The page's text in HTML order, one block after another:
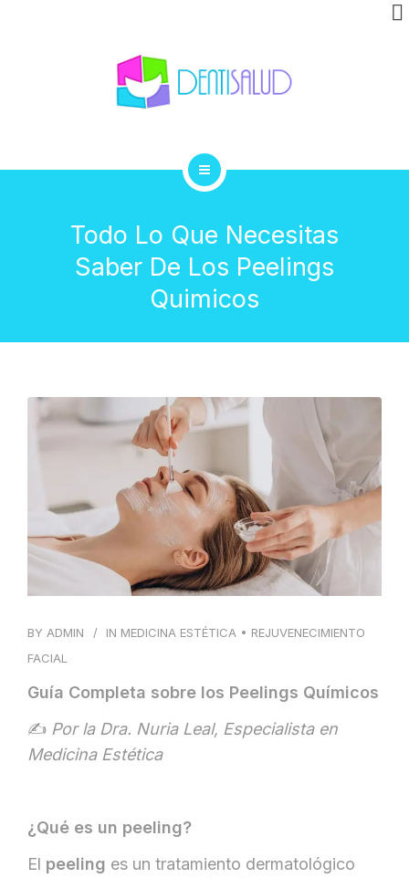
TRATAMIENTOS
INVISALIGN
BLOG
Todo Lo Que Necesitas
Saber De Los Peelings
Quimicos
BY ADMIN IN MEDICINA ESTÉTICA • REJUVENECIMIENTO
FACIAL
Guía Completa sobre los Peelings Químicos
✍️ Por la Dra. Nuria Leal, Especialista en
Medicina Estética
¿Qué es un peeling?
El peeling es un tratamiento dermatológico